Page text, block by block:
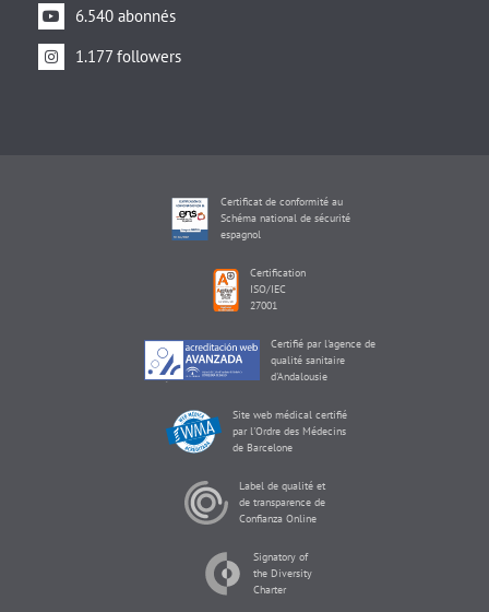
6.540 abonnés
1.177 followers
Certificat de conformité au
Schéma national de sécurité
espagnol
Certification
ISO/IEC
27001
Certifié par l'agence de
qualité sanitaire
d'Andalousie
Site web médical certifié
par l'Ordre des Médecins
de Barcelone
Label de qualité et
de transparence de
Confianza Online
Signatory of
the Diversity
Charter